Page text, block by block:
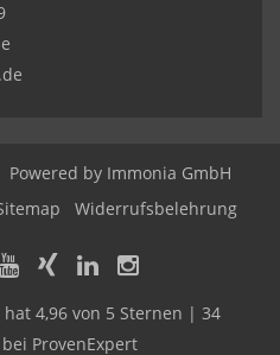
Powered by Immonia GmbH
Widerrufsbelehrung
hat 4,96 von 5 Sternen | 34
bei ProvenExpert